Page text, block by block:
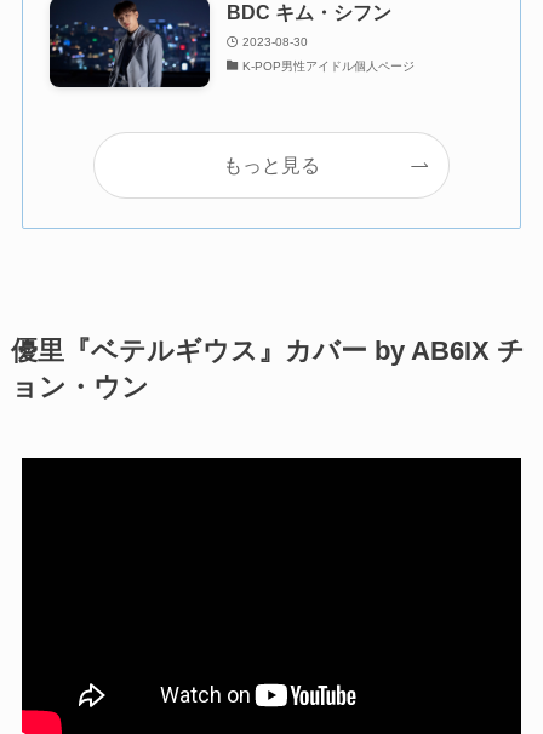
BDC キム・シフン
2023-08-30
K-POP男性アイドル個人ページ
もっと見る
優里『ベテルギウス』カバー by AB6IX チ
ョン・ウン